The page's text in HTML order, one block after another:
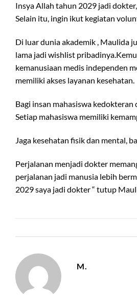
Insya Allah tahun 2029 jadi
Selain itu, ingin ikut kegiatan
Di luar dunia akademik , Maulida
lama jadi wishlist
kemanusiaan medis independen
memiliki akses layanan kesehatan.
Bagi insan mahasiswa
Setiap mahasiswa memiliki
Jaga kesehatan fisik dan mental,
Perjalanan menjadi dokter
perjalanan jadi manusia lebih
2029 saya jadi dokter “ tutup
M.